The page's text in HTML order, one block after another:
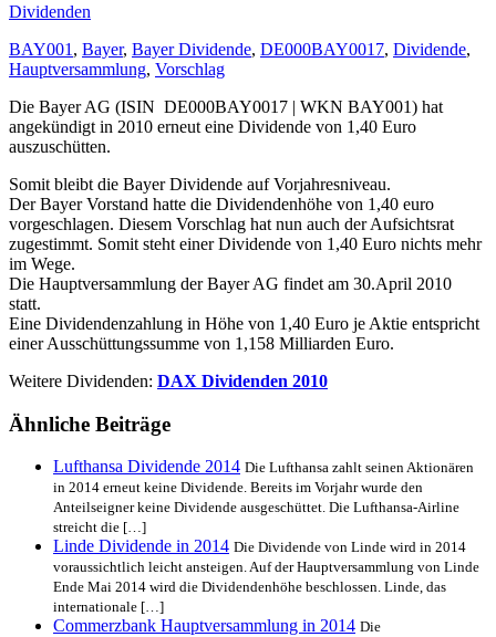
Dividenden
BAY001 , Bayer, Bayer Dividende, DE000BAY0017, Dividende,
Hauptversammlung, Vorschlag
Die Bayer AG (ISIN DE000BAY0017 | WKN BAY001) hat
angekündigt in 2010 erneut eine Dividende von 1,40 Euro
auszuschütten.
Somit bleibt die Bayer Dividende auf Vorjahresniveau.
Der Bayer Vorstand hatte die Dividendenhöhe von 1,40 euro
vorgeschlagen. Diesem Vorschlag hat nun auch der Aufsichtsrat
zugestimmt. Somit steht einer Dividende von 1,40 Euro nichts mehr
im Wege.
Die Hauptversammlung der Bayer AG findet am 30.April 2010
statt.
Eine Dividendenzahlung in Höhe von 1,40 Euro je Aktie entspricht
einer Ausschüttungssumme von 1,158 Milliarden Euro.
Weitere Dividenden: DAX Dividenden 2010
Ähnliche Beiträge
Lufthansa Dividende 2014 Die Lufthansa zahlt seinen Aktionären
in 2014 erneut keine Dividende. Bereits im Vorjahr wurde den
Anteilseigner keine Dividende ausgeschüttet. Die Lufthansa-Airline
streicht die […]
Linde Dividende in 2014 Die Dividende von Linde wird in 2014
voraussichtlich leicht ansteigen. Auf der Hauptversammlung von Linde
Ende Mai 2014 wird die Dividendenhöhe beschlossen. Linde, das
internationale […]
Commerzbank Hauptversammlung in 2014 Die